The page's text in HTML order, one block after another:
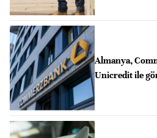
Almanya,
Unicredit ile